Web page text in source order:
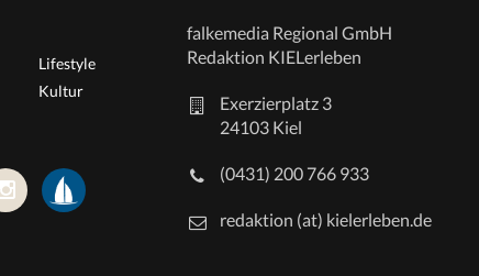
Lifestyle
Kultur
falkemedia Regional GmbH
Redaktion KIELerleben
Exerzierplatz 3
24103 Kiel
(0431) 200 766 933
redaktion (at) kielerleben.de